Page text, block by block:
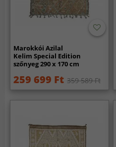
Marokkói Azilal
Kelim Special Edition
szőnyeg 290 x 170 cm
259 699 Ft 359 589 Ft